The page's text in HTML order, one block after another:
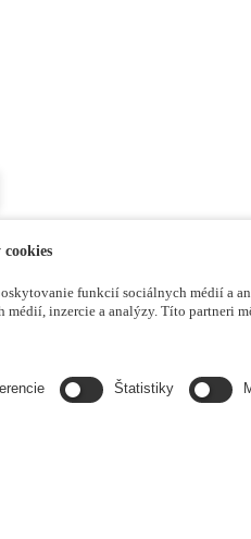
funkcií sociálnych médií a
médií, inzercie a analýzy. Títo
Štatistiky